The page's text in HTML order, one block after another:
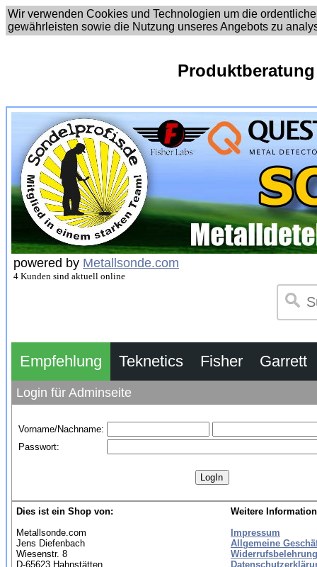
Wir verwenden Cookies und Technologien um die
gewährleisten sowie die Nutzung unseres Angebots zu
powered by Metallsonde.com
4 Kunden sind aktuell online
Empfehlung Teknetics Fisher Garrett
Login für Adminseite
Vorname/Nachname:
Passwort:
Dies ist ein Shop von:
Metallsonde.com
Jens Diefenbach
Wiesenstr. 8
D-65623 Hahnstätten
Weitere
Impressum
Allgemeine